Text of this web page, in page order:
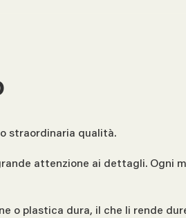
straordinaria qualità.
attenzione ai dettagli. Ogni
o plastica dura, il che li rende